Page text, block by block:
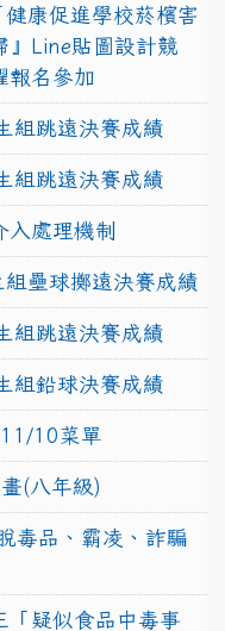
康促進學校菸檳害
』Line貼圖設計競
報名參加
組跳遠決賽成績
組跳遠決賽成績
處理機制
壘球擲遠決賽成績
組跳遠決賽成績
組鉛球決賽成績
10菜單
(八年級)
毒品、霸凌、詐騙
「疑似食品中毒事